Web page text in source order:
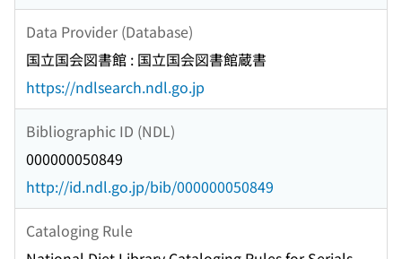
Data Provider (Database)
国立国会図書館 : 国立国会図書館蔵書
https://ndlsearch.ndl.go.jp
Bibliographic ID (NDL)
000000050849
http://id.ndl.go.jp/bib/000000050849
Cataloging Rule